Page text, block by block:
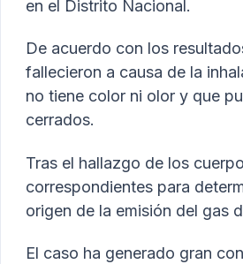
en el Distrito Nacional.
De acuerdo con los
fallecieron a causa de la
no tiene color ni olor y que
cerrados.
Tras el hallazgo de los
correspondientes para
origen de la emisión del gas
El caso ha generado gran